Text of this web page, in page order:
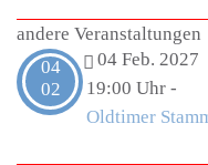
andere Veranstaltungen
04
02
04 Feb. 2027
19:00 Uhr -
Oldtimer